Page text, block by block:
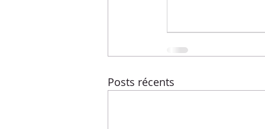
Recettes express
Posts récents